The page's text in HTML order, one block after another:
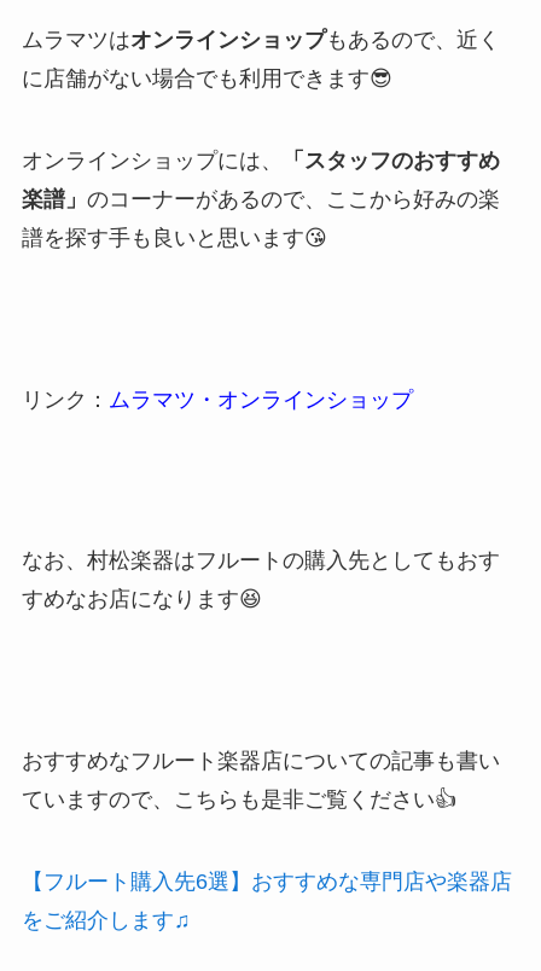
ムラマツはオンラインショップもあるので、近く
に店舗がない場合でも利用できます😎
オンラインショップには、
「スタッフのおすすめ
楽譜」 のコーナーがあるので、ここから好みの楽
譜を探す手も良いと思います😘
リンク： ムラマツ・オンラインショップ
なお、村松楽器はフルートの購入先としてもおす
すめなお店になります😆
おすすめなフルート楽器店についての記事も書い
ていますので、こちらも是非ご覧ください👍
【フルート購入先6選】おすすめな専門店や楽器店
をご紹介します♫